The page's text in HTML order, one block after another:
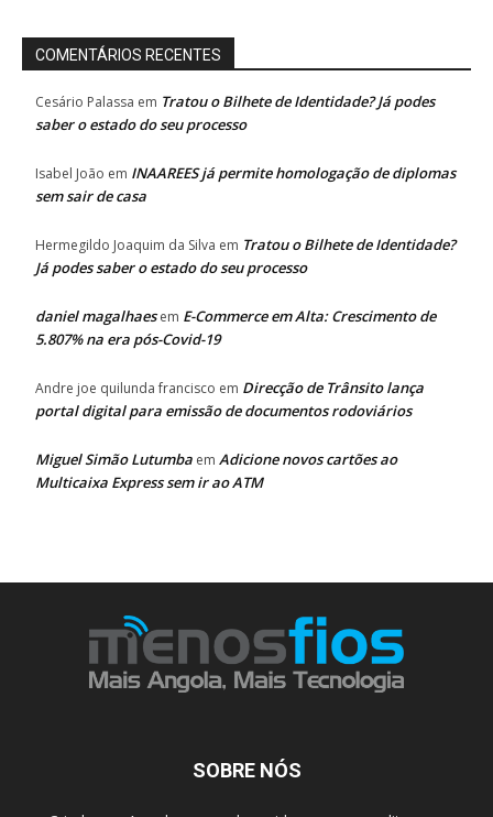
COMENTÁRIOS RECENTES
Cesário Palassa em Tratou o Bilhete de Identidade? Já podes
saber o estado do seu processo
Isabel João em INAAREES já permite homologação de diplomas
sem sair de casa
Hermegildo Joaquim da Silva em Tratou o Bilhete de Identidade?
Já podes saber o estado do seu processo
daniel magalhaesem E-Commerce em Alta: Crescimento de
5.807% na era pós-Covid-19
Andre joe quilunda francisco em Direcção de Trânsito lança
portal digital para emissão de documentos rodoviários
Miguel Simão Lutumba em Adicione novos cartões ao
Multicaixa Express sem ir ao ATM
SOBRE NÓS